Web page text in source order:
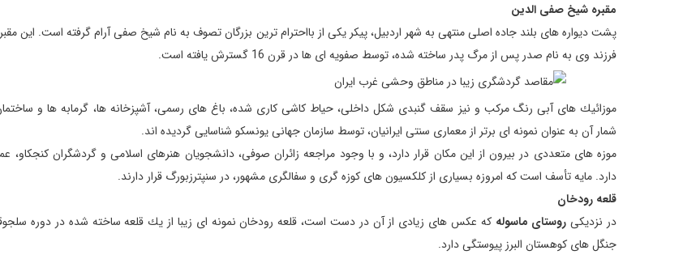
مقبره شیخ صفی الدین
پشت دیواره های بلند جاده اصلی منتهی به شهر اردبیل، پیكر یكی از بااحترام ترین بزرگان تصوف به نام شیخ صفی آرام گرفته است. این
فرزند وی به نام صدر پس از مرگ پدر ساخته شده، توسط صفویه ای ها در قرن 16 گسترش یافته است.
موزائیك های آبی رنگ مركب و نیز سقف گنبدی شكل داخلی، حیاط كاشی كاری شده، باغ های رسمی، آشپزخانه ها، گرمابه ها و
شمار آن به عنوان نمونه ای برتر از معماری سنتی ایرانیان، توسط سازمان جهانی یونسكو شناسایی گردیده اند.
موزه های متعددی در بیرون از این مكان قرار دارد، و با وجود مراجعه زائران صوفی، دانشجویان هنرهای اسلامی و گردشگران كنجكاو،
دارد. مایه تأسف است كه امروزه بسیاری از كلكسیون های كوزه گری و سفالگری مشهور، در سنپترزبورگ قرار دارند.
قلعه رودخان
در نزدیكیروستای ماسوله كه عكس های زیادی از آن در دست است، قلعه رودخان نمونه ای زیبا از یك قلعه ساخته شده در دوره
جنگل های كوهستان البرز پیوستگی دارد.